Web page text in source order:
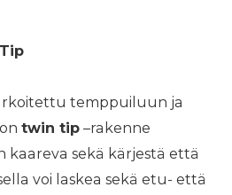
temppuiluun ja
twin tip –rakenne
kaareva sekä kärjestä että
voi laskea sekä etu- että